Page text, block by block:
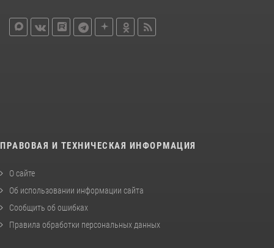
ПРАВОВАЯ И ТЕХНИЧЕСКАЯ ИНФОРМАЦИЯ
О сайте
Об использовании информации сайта
Сообщить об ошибках
Правила обработки персональных данных